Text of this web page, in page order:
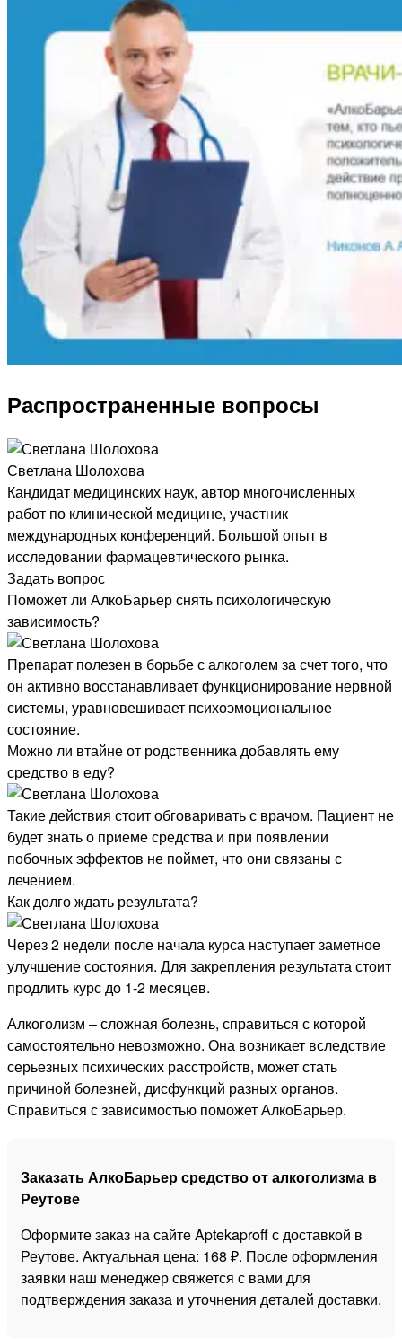
Распространенные вопросы
Светлана Шолохова
Кандидат медицинских наук, автор многочисленных
работ по клинической медицине, участник
международных конференций. Большой опыт в
исследовании фармацевтического рынка.
Задать вопрос
Поможет ли АлкоБарьер снять психологическую
зависимость?
Препарат полезен в борьбе с алкоголем за счет того, что
он активно восстанавливает функционирование нервной
системы, уравновешивает психоэмоциональное
состояние.
Можно ли втайне от родственника добавлять ему
средство в еду?
Такие действия стоит обговаривать с врачом. Пациент не
будет знать о приеме средства и при появлении
побочных эффектов не поймет, что они связаны с
лечением.
Как долго ждать результата?
Через 2 недели после начала курса наступает заметное
улучшение состояния. Для закрепления результата стоит
продлить курс до 1-2 месяцев.
Алкоголизм – сложная болезнь, справиться с которой
самостоятельно невозможно. Она возникает вследствие
серьезных психических расстройств, может стать
причиной болезней, дисфункций разных органов.
Справиться с зависимостью поможет АлкоБарьер.
Заказать АлкоБарьер средство от алкоголизма в
Реутове
Оформите заказ на сайте Aptekaproff с доставкой в
Реутове. Актуальная цена: 168 ₽. После оформления
заявки наш менеджер свяжется с вами для
подтверждения заказа и уточнения деталей доставки.